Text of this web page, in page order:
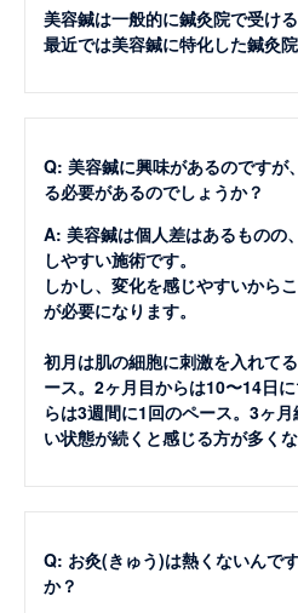
美容鍼は一般的に鍼灸院で受ける
最近では美容鍼に特化した鍼灸
Q: 美容鍼に興味があるのですが
る必要があるのでしょうか？
A: 美容鍼は個人差はあるものの
しやすい施術です。
しかし、変化を感じやすいから
が必要になります。
初月は肌の細胞に刺激を入れて
ース。2ヶ月目からは10〜14日
らは3週間に1回のペース。3ヶ
い状態が続くと感じる方が多くな
Q: お灸(きゅう)は熱くないんで
か？